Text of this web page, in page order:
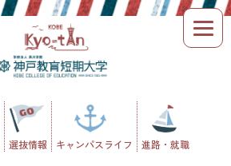
選抜情報 キャンパスライフ 進路・就職